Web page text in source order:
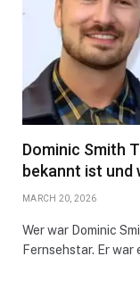
Dominic Smith
bekannt ist und
MARCH 20, 2026
Wer war Dominic
Fernsehstar. Er